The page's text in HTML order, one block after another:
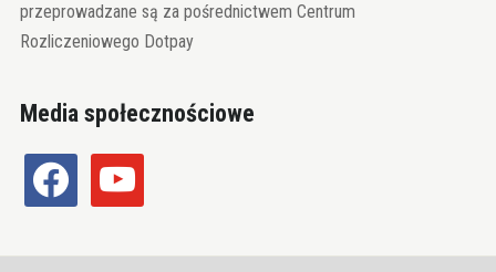
przeprowadzane są za pośrednictwem Centrum
Rozliczeniowego Dotpay
Media społecznościowe
facebook youtube